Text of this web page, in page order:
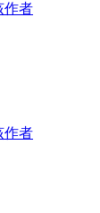
作者
作者